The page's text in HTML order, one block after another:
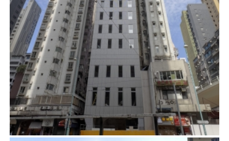
英皇道39號
項目管理